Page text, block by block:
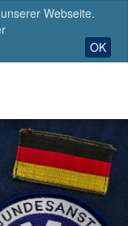
Webseite.
OK